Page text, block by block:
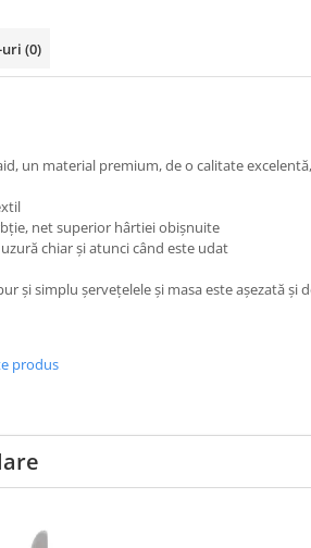
VESELA
Gratis
uri (0)
un material premium, de o calitate
net superior hârtiei obișnuite
chiar și atunci când este udat
și simplu șervețelele și masa este așezată
produs